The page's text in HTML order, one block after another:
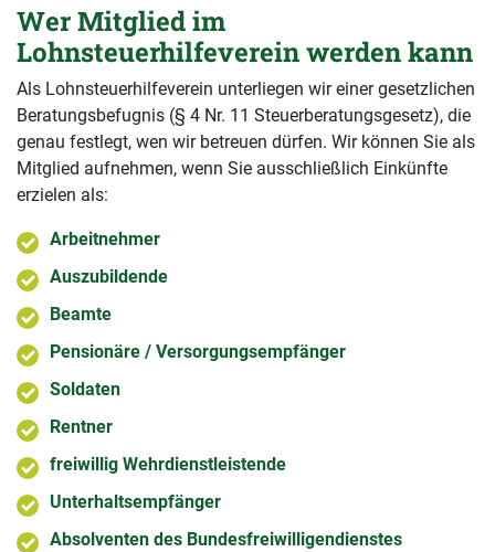
Wer Mitglied im
Lohnsteuerhilfeverein werden kann
Als Lohnsteuerhilfeverein unterliegen wir einer gesetzlichen
Beratungsbefugnis (§ 4 Nr. 11 Steuerberatungsgesetz), die
genau festlegt, wen wir betreuen dürfen. Wir können Sie als
Mitglied aufnehmen, wenn Sie ausschließlich Einkünfte
erzielen als:
Arbeitnehmer
Auszubildende
Beamte
Pensionäre / Versorgungsempfänger
Soldaten
Rentner
freiwillig Wehrdienstleistende
Unterhaltsempfänger
Absolventen des Bundesfreiwilligendienstes